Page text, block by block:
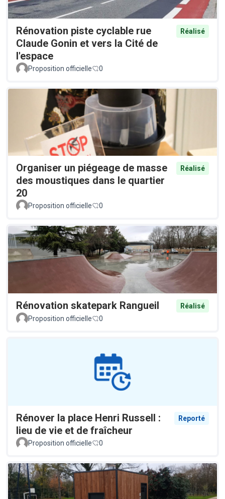
Rénovation piste cyclable rue
Claude Gonin et vers la Cité de
l'espace
Réalisé
Proposition officielle 0
Organiser un piégeage de masse
des moustiques dans le quartier
20
Réalisé
Proposition officielle 0
Rénovation skatepark Rangueil
Réalisé
Proposition officielle
0
Rénover la place Henri Russell :
lieu de vie et de fraîcheur
Reporté
Proposition officielle 0